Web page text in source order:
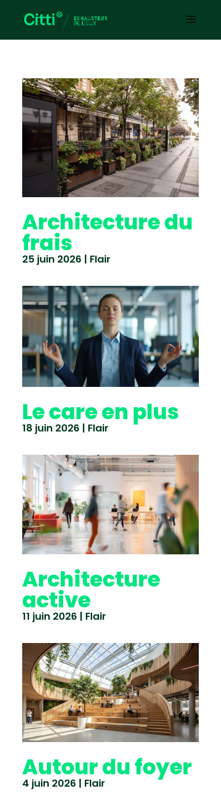
Architecture du
frais
25 juin 2026 | Flair
Le care en plus
18 juin 2026 | Flair
Architecture
active
11 juin 2026 | Flair
Autour du foyer
4 juin 2026 | Flair